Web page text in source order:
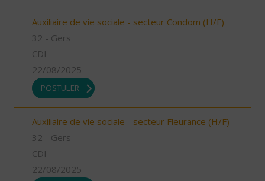
Auxiliaire de vie sociale - secteur Condom (H/F)
32 - Gers
CDI
22/08/2025
POSTULER
Auxiliaire de vie sociale - secteur Fleurance (H/F)
32 - Gers
CDI
22/08/2025